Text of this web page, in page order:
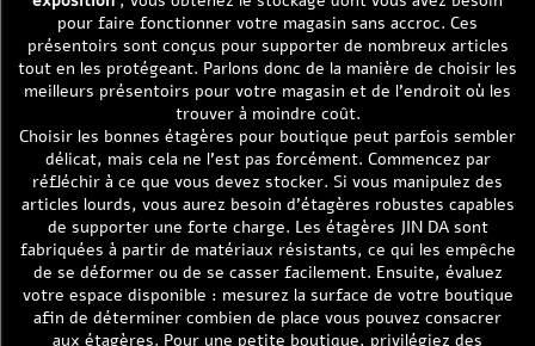
pour faire fonctionner votre magasin sans accroc. Ces
présentoirs sont conçus pour supporter de nombreux articles
tout en les protégeant. Parlons donc de la manière de choisir les
meilleurs présentoirs pour votre magasin et de l’endroit où les
trouver à moindre coût.
Choisir les bonnes étagères pour boutique peut parfois sembler
délicat, mais cela ne l’est pas forcément. Commencez par
réfléchir à ce que vous devez stocker. Si vous manipulez des
articles lourds, vous aurez besoin d’étagères robustes capables
de supporter une forte charge. Les étagères JIN DA sont
fabriquées à partir de matériaux résistants, ce qui les empêche
de se déformer ou de se casser facilement. Ensuite, évaluez
votre espace disponible : mesurez la surface de votre boutique
afin de déterminer combien de place vous pouvez consacrer
aux étagères. Pour une petite boutique, privilégiez des